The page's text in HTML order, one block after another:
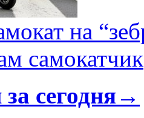
на
самокатчик
за сегодня→